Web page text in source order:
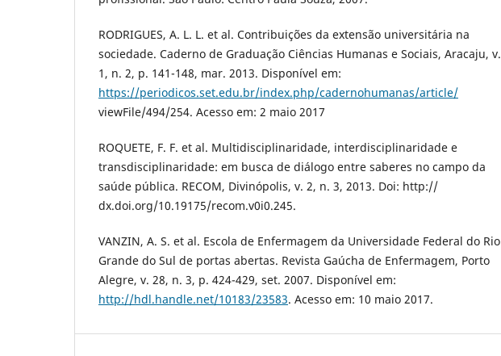
RODRIGUES, A. L. L. et al. Contribuições da extensão universitária na
sociedade. Caderno de Graduação Ciências Humanas e Sociais, Aracaju, v.
1, n. 2, p. 141-148, mar. 2013. Disponível em:
https://periodicos.set.edu.br/index.php/cadernohumanas/article/
viewFile/494/254. Acesso em: 2 maio 2017
ROQUETE, F. F. et al. Multidisciplinaridade, interdisciplinaridade e
transdisciplinaridade: em busca de diálogo entre saberes no campo da
saúde pública. RECOM, Divinópolis, v. 2, n. 3, 2013. Doi: http://
dx.doi.org/10.19175/recom.v0i0.245.
VANZIN, A. S. et al. Escola de Enfermagem da Universidade Federal do Rio
Grande do Sul de portas abertas. Revista Gaúcha de Enfermagem, Porto
Alegre, v. 28, n. 3, p. 424-429, set. 2007. Disponível em:
http://hdl.handle.net/10183/23583. Acesso em: 10 maio 2017.